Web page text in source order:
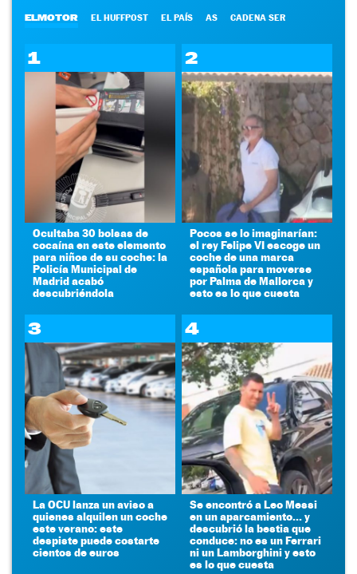
ELMOTOR EL HUFFPOST EL PAÍS AS CADENA SER
1
Ocultaba 30 bolsas de
cocaína en este elemento
para niños de su coche: la
Policía Municipal de
Madrid acabó
descubriéndola
2
Pocos se lo imaginarían:
el rey Felipe VI escoge un
coche de una marca
española para moverse
por Palma de Mallorca y
esto es lo que cuesta
3
La OCU lanza un aviso a
quienes alquilen un coche
este verano: este
despiste puede costarte
cientos de euros
4
Se encontró a Leo Messi
en un aparcamiento... y
descubrió la bestia que
conduce: no es un Ferrari
ni un Lamborghini y esto
es lo que cuesta